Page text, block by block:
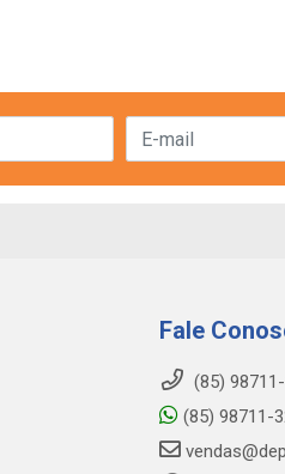
Fale
(85)
(85) 98711-